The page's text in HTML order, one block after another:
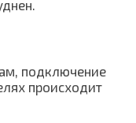
подключение
происходит